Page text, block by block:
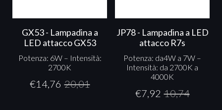
GX53 - Lampadina a
LED attacco GX53
Potenza: 6W – Intensità:
2700K
€14,76 20,01
JP78 - Lampadina a LED
attacco R7s
Potenza: da4W a 7W –
Intensità: da 2700K a
4000K
€7,92 10,74